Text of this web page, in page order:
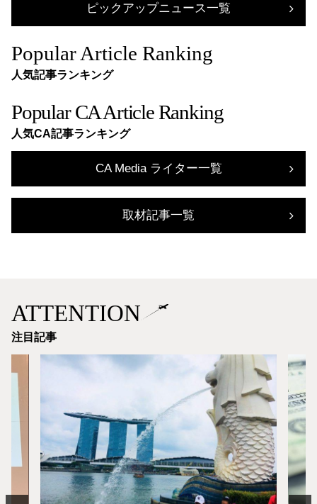
ピックアップニュース一覧
Popular Article Ranking
人気記事ランキング
Popular CA Article Ranking
人気CA記事ランキング
CA Media ライター一覧
取材記事一覧
ATTENTION
注目記事